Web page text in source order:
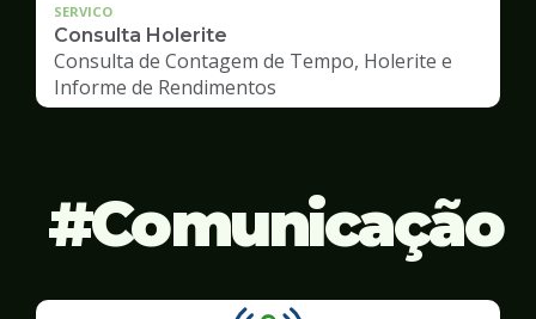
SERVICO
Consulta Holerite
Consulta de Contagem de Tempo, Holerite e
Informe de Rendimentos
Comunicação